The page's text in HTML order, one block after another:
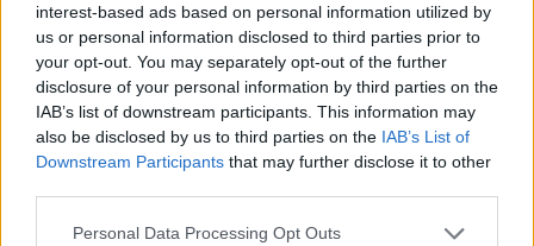
interest-based ads based on personal information utilized by
us or personal information disclosed to third parties prior to
your opt-out. You may separately opt-out of the further
disclosure of your personal information by third parties on the
IAB’s list of downstream participants. This information may
also be disclosed by us to third parties on the IAB’s List of
Downstream Participants that may further disclose it to other
Please note that this website/app uses one or more Google
Personal Data Processing Opt Outs
A közismert mondás alapja egyszerű megfigyelés,
hiszen a ménkű, vagyis a villám mindig a magasabb
fákba csap bele, de legalábbis azokon okoz
maradandó nyomokat, az aljnövényzet pedig
rendszerint megússza az elektromos égi támadást.
Marad azonban a kérdés, hogy miért épp a csalán…
Nyári céklavetés